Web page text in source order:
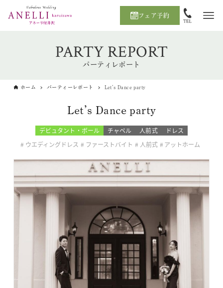
フェア予約
PARTY REPORT
パーティレポート
ホーム パーティーレポート Let’s Dance party
Let’s Dance party
デビュタント・ボール チャペル 人前式
ドレス
ウエディングドレス
ファーストバイト 人前式 アットホーム